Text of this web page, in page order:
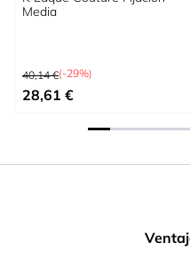
Media
Precio habitual
40,14 €(-29%)
Precio especial
28,61 €